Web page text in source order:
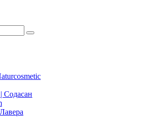
Содасан